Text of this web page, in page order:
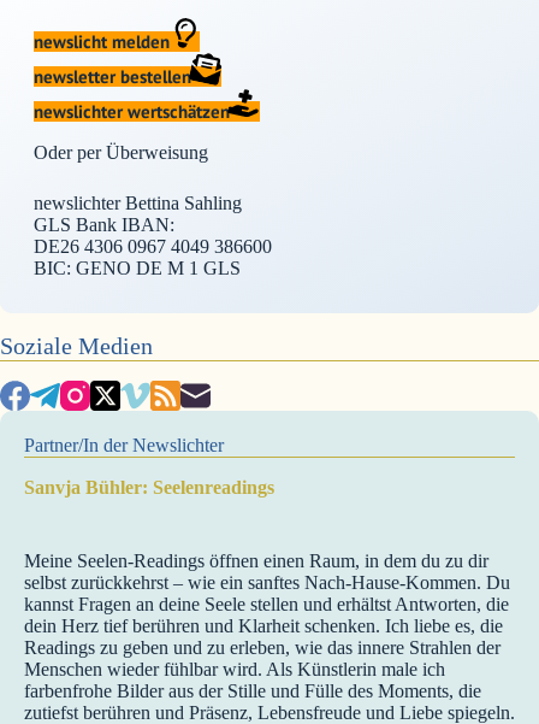
newslicht melden
newsletter bestellen
newslichter wertschätzen
Oder per Überweisung
newslichter Bettina Sahling
GLS Bank IBAN:
DE26 4306 0967 4049 386600
BIC: GENO DE M 1 GLS
Soziale Medien
Partner/In der Newslichter
Sanvja Bühler: Seelenreadings
Meine Seelen-Readings öffnen einen Raum, in dem du zu dir
selbst zurückkehrst – wie ein sanftes Nach-Hause-Kommen. Du
kannst Fragen an deine Seele stellen und erhältst Antworten, die
dein Herz tief berühren und Klarheit schenken. Ich liebe es, die
Readings zu geben und zu erleben, wie das innere Strahlen der
Menschen wieder fühlbar wird. Als Künstlerin male ich
farbenfrohe Bilder aus der Stille und Fülle des Moments, die
zutiefst berühren und Präsenz, Lebensfreude und Liebe spiegeln.